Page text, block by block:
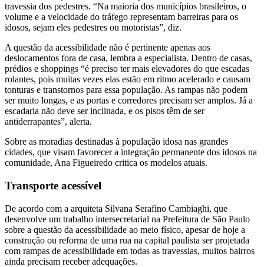
travessia dos pedestres. “Na maioria dos municípios brasileiros, o
volume e a velocidade do tráfego representam barreiras para os
idosos, sejam eles pedestres ou motoristas”, diz.
A questão da acessibilidade não é pertinente apenas aos
deslocamentos fora de casa, lembra a especialista. Dentro de casas,
prédios e shoppings “é preciso ter mais elevadores do que escadas
rolantes, pois muitas vezes elas estão em ritmo acelerado e causam
tonturas e transtornos para essa população. As rampas não podem
ser muito longas, e as portas e corredores precisam ser amplos. Já a
escadaria não deve ser inclinada, e os pisos têm de ser
antiderrapantes”, alerta.
Sobre as moradias destinadas à população idosa nas grandes
cidades, que visam favorecer a integração permanente dos idosos na
comunidade, Ana Figueiredo critica os modelos atuais.
Transporte acessível
De acordo com a arquiteta Silvana Serafino Cambiaghi, que
desenvolve um trabalho intersecretarial na Prefeitura de São Paulo
sobre a questão da acessibilidade ao meio físico, apesar de hoje a
construção ou reforma de uma rua na capital paulista ser projetada
com rampas de acessibilidade em todas as travessias, muitos bairros
ainda precisam receber adequações.